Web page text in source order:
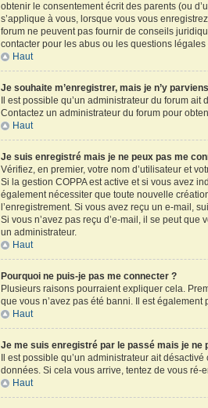
obtenir le consentement écrit des parents (ou
s’applique à vous, lorsque vous vous
forum ne peuvent pas fournir de conseils
contacter pour les abus ou les questions
Haut
Je souhaite m’enregistrer, mais je n’y
Il est possible qu’un administrateur du forum
Contactez un administrateur du forum pour
Haut
Je suis enregistré mais je ne peux pas me
Vérifiez, en premier, votre nom d’utilisateur et
Si la gestion COPPA est active et si vous avez
également nécessiter que toute nouvelle
l’enregistrement. Si vous avez reçu un e-mail,
Si vous n’avez pas reçu d’e-mail, il se peut
un administrateur.
Haut
Pourquoi ne puis-je pas me connecter ?
Plusieurs raisons pourraient expliquer cela.
que vous n’avez pas été banni. Il est
Haut
Je me suis enregistré par le passé mais je ne
Il est possible qu’un administrateur ait
données. Si cela vous arrive, tentez de vous ré-
Haut